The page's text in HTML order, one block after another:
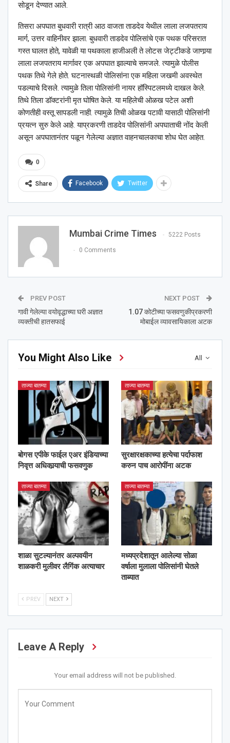
सोडून देण्यात आले.
तिसरा अपघात बुधवारी रात्री आठ वाजता ताडदेव येथील लाला लजपतराय
मार्ग, उत्तर वाहिनीवर झाला. बुधवारी ताडदेव पोलिसांचे एक पथक परिसरात
गस्त घालत होते, यावेळी या पथकाला हाजीअली ते लोटस जेट्टीकडे जाणार्‍या
लाला लजपतराय मार्गावर एक अपघात झाल्याचे समजले. त्यामुळे पोलीस
पथक तिथे गेले होते. घटनास्थळी पोलिसांना एक महिला जखमी अवस्थेत
पडल्याचे दिसले. त्यामुळे तिला पोलिसांनी नायर हॉस्पिटलमध्ये दाखल केले.
तिथे तिला डॉक्टरांनी मृत घोषित केले. या महिलेची ओळख पटेल अशी
कोणतीही वस्तू सापडली नाही. त्यामुळे तिची ओळख पटावी यासाठी पोलिसांनी
प्रयत्न सुरु केले आहे. याप्रकरणी ताडदेव पोलिसांनी अपघाताची नोंद केली
असून अपघातानंतर पळून गेलेल्या अज्ञात वाहनचालकाचा शोध घेत आहेत.
0
Share Facebook Twitter
Mumbai Crime Times 5222 Posts
0 Comments
PREV POST
गावी गेलेल्या वयोवृद्धाच्या घरी अज्ञात
व्यक्तीची हातसफाई
NEXT POST
1.07 कोटीच्या फसवणुकीप्रकरणी
मोबाईल व्यावसायिकाला अटक
All
You Might Also Like
ताज्या बातम्या
बोगस एपीके फाईल एअर इंडियाच्या
निवृत्त अधिकार्‍याची फसवणुक
ताज्या बातम्या
सुरक्षारक्षकाच्या हत्येचा पर्दाफाश
करुन पाच आरोपींना अटक
ताज्या बातम्या
शाळा सुटल्यानंतर अल्पवयीन
शाळकरी मुलीवर लैगिंक अत्याचार
ताज्या बातम्या
मध्यप्रदेशातून आलेल्या सोळा
वर्षाला मुलाला पोलिसांनी घेतले
ताब्यात
PREV NEXT
Leave A Reply
Your email address will not be published.